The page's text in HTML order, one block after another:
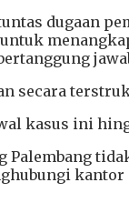
dugaan
secara
kasus ini
Palembang